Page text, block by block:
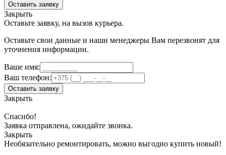
Оставить заявку
Закрыть
Оставьте заявку, на вызов курьера.
Оставьте свои данные и наши менеджеры Вам перезвонят для
уточнения информации.
Ваше имя:
Ваш телефон:
Оставить заявку
Закрыть
Спасибо!
Заявка отправлена, ожидайте звонка.
Закрыть
Необязательно ремонтировать, можно выгодно купить новый!